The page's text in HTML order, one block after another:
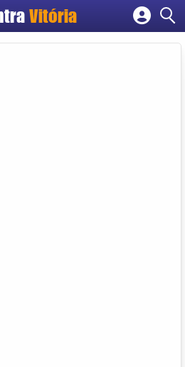
Vitória
Cadastrar empresa